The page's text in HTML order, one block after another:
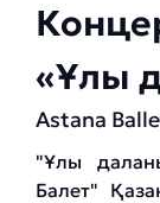
«Ұлы
Astana
"Ұлы
Балет"